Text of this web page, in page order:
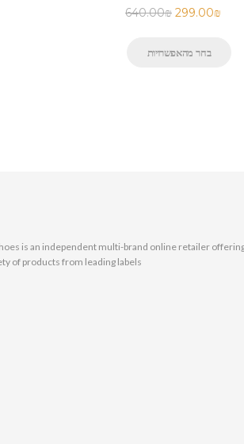
640.00₪ 299.00₪
בחר מהאפשרויות
is an independent multi-brand online retailer
of products from leading labels.